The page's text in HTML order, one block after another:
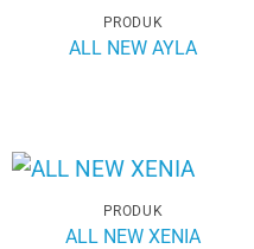
PRODUK
ALL NEW AYLA
PRODUK
ALL NEW XENIA